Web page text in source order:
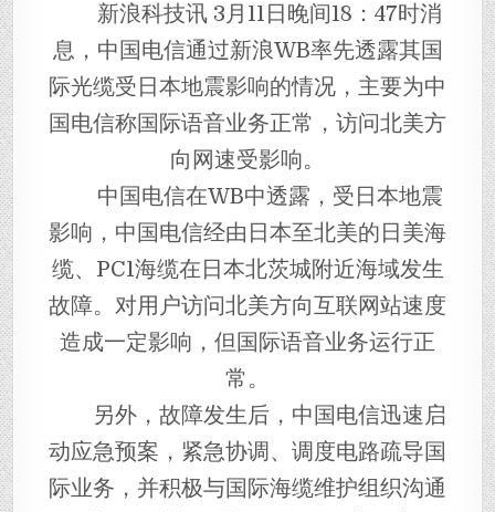
新浪科技讯 3月11日晚间18：47时消
息，中国电信通过新浪WB率先透露其国
际光缆受日本地震影响的情况，主要为中
国电信称国际语音业务正常，访问北美方
向网速受影响。
中国电信在WB中透露，受日本地震
影响，中国电信经由日本至北美的日美海
缆、PC1海缆在日本北茨城附近海域发生
故障。对用户访问北美方向互联网站速度
造成一定影响，但国际语音业务运行正
常。
另外，故障发生后，中国电信迅速启
动应急预案，紧急协调、调度电路疏导国
际业务，并积极与国际海缆维护组织沟通